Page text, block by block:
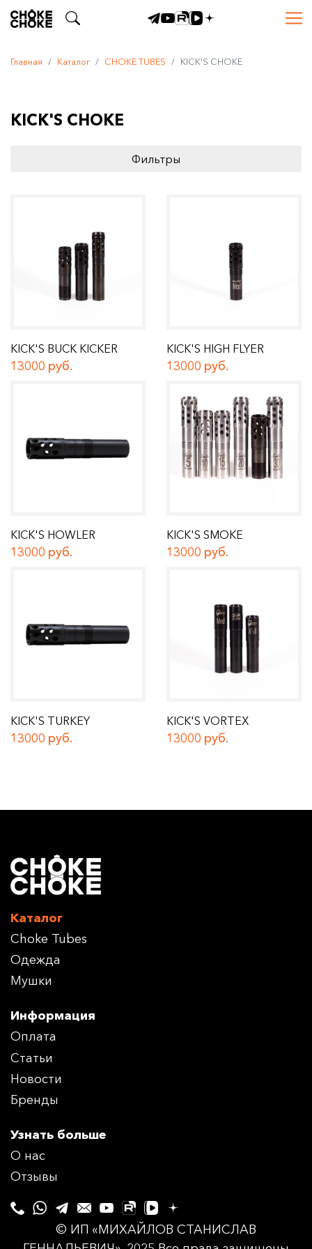
Главная Каталог CHOKE TUBES KICK'S CHOKE
KICK'S CHOKE
Фильтры
KICK'S BUCK KICKER
13000 руб.
KICK'S HIGH FLYER
13000 руб.
KICK'S HOWLER
13000 руб.
KICK'S SMOKE
13000 руб.
KICK'S TURKEY
13000 руб.
KICK'S VORTEX
13000 руб.
Каталог
Choke Tubes
Одежда
Мушки
Информация
Оплата
Статьи
Новости
Бренды
Узнать больше
О нас
Отзывы
© ИП «МИХАЙЛОВ СТАНИСЛАВ